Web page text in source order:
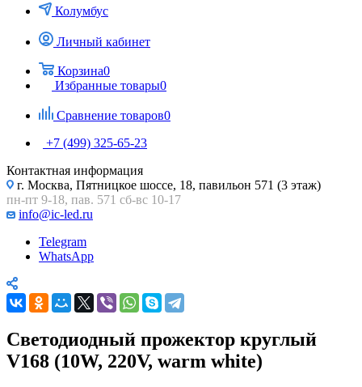
Колумбус
Личный кабинет
Корзина0
Избранные товары0
Сравнение товаров0
+7 (499) 325-65-23
Контактная информация
г. Москва, Пятницкое шоссе, 18, павильон 571 (3 этаж)
пн-пт 9-18, пав. 571 сб-вс 10-17
info@ic-led.ru
Telegram
WhatsApp
Светодиодный прожектор круглый
V168 (10W, 220V, warm white)